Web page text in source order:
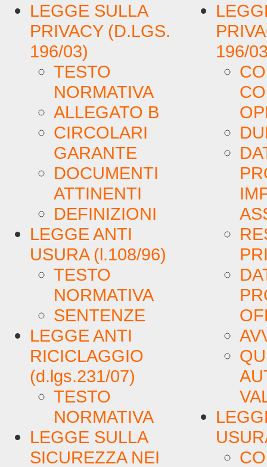
LEGGE SULLA
PRIVACY (D.LGS.
196/03)
TESTO
NORMATIVA
ALLEGATO B
CIRCOLARI
GARANTE
DOCUMENTI
ATTINENTI
DEFINIZIONI
LEGGE ANTI
USURA (l.108/96)
TESTO
NORMATIVA
SENTENZE
LEGGE ANTI
RICICLAGGIO
(d.lgs.231/07)
TESTO
NORMATIVA
LEGGE SULLA
SICUREZZA NEI
196/